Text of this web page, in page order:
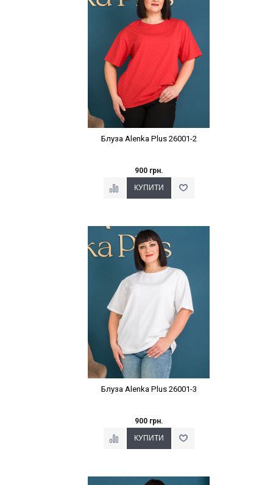
Блуза Alenka Plus 26001-2
900 грн.
Наклейки Варіант з %
Блуза Alenka Plus 26001-3
900 грн.
Наклейки Варіант з %